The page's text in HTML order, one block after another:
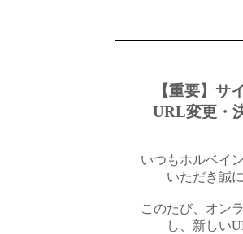
【重要】サ
URL変更・
いつもホルベイ
いただき誠
このたび、オン
し、新しい